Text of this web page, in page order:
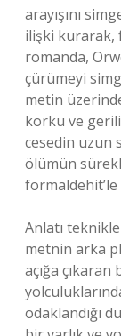
arayışını
ilişki kurarak,
romanda,
çürümeyi
metin
korku ve
cesedin uzun
ölümün
Anlatı
metnin arka
açığa
odaklandığı